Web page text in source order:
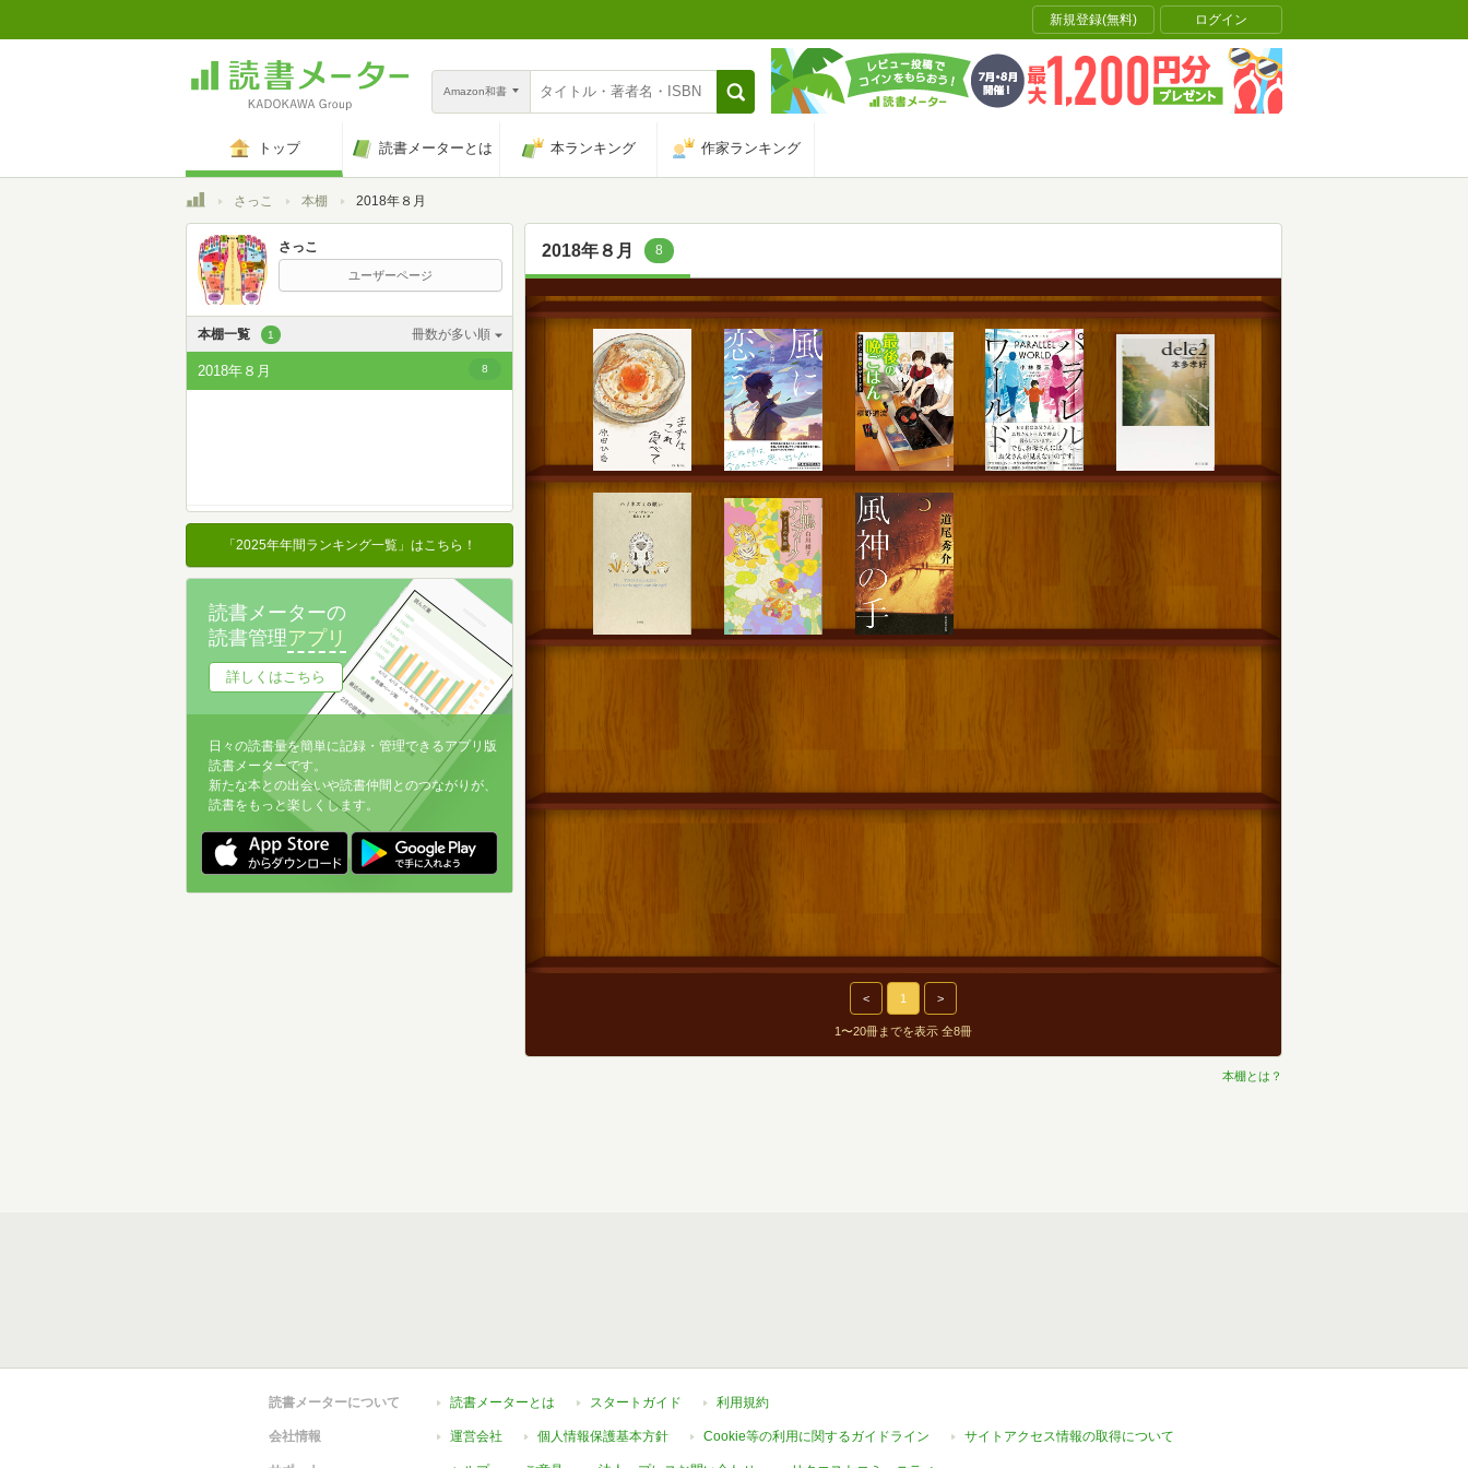
新規登録(無料) ログイン
Amazon和書
トップ 読書メーターとは 本ランキング 作家ランキング
トップさっこ 本棚 2018年８月
さっこ
ユーザーページ
本棚一覧 1 冊数が多い順
カスタム順
冊数が多い順
冊数が少ない順
2018年８月 8
「2025年年間ランキング一覧」はこちら！
読書メーターの
読書管理アプリ
詳しくはこちら
日々の読書量を簡単に記録・管理できるアプリ版
読書メーターです。
新たな本との出会いや読書仲間とのつながりが、
読書をもっと楽しくします。
2018年８月 8
< 1 >
1〜20冊までを表示 全8冊
本棚とは？
読書メーターについて 読書メーターとは スタートガイド 利用規約
会社情報 運営会社 個人情報保護基本方針 Cookie等の利用に関するガイドライン サイトアクセス情報の取得について